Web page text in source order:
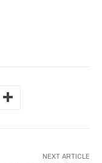
NEXT ARTICLE